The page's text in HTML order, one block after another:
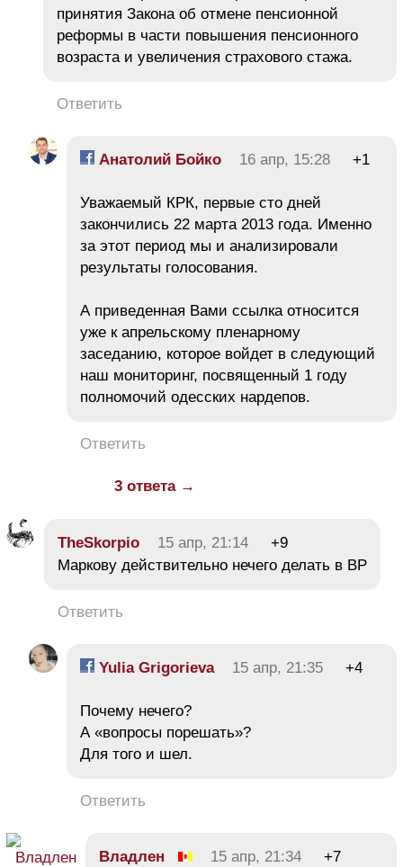
принятия Закона об отмене пенсионной
реформы в части повышения пенсионного
возраста и увеличения страхового стажа.
Ответить
Анатолий Бойко 16 апр, 15:28 +1
Уважаемый КРК, первые сто дней
закончились 22 марта 2013 года. Именно
за этот период мы и анализировали
результаты голосования.
А приведенная Вами ссылка относится
уже к апрельскому пленарному
заседанию, которое войдет в следующий
наш мониторинг, посвященный 1 году
полномочий одесских нардепов.
Ответить
3 ответа →
TheSkorpio 15 апр, 21:14
+9
Маркову действительно нечего делать в ВР
Ответить
Yulia Grigorieva 15 апр, 21:35 +4
Почему нечего?
А «вопросы порешать»?
Для того и шел.
Ответить
Владлен 15 апр, 21:34
+7